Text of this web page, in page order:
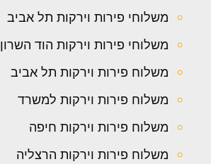
משלוחי פירות וירקות תל אביב
משלוחי פירות וירקות הוד השרון
משלוח פירות וירקות תל אביב
משלוח פירות וירקות למשרד
משלוח פירות וירקות חיפה
משלוח פירות וירקות הרצליה